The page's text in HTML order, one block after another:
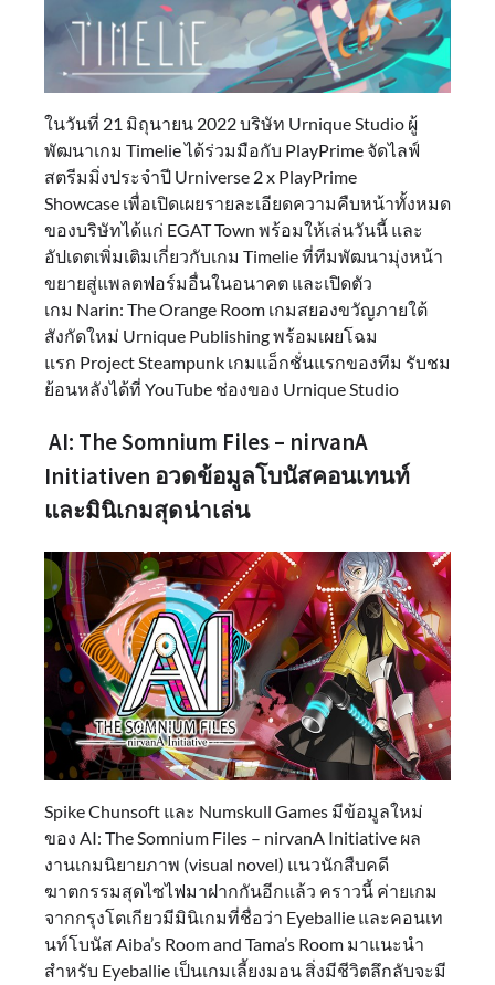
ในวันที่ 21 มิถุนายน 2022 บริษัท Urnique Studio ผู้
พัฒนาเกม Timelie ได้ร่วมมือกับ PlayPrime จัดไลฟ์
สตรีมมิ่งประจำปี Urniverse 2 x PlayPrime
Showcase เพื่อเปิดเผยรายละเอียดความคืบหน้าทั้งหมด
ของบริษัทได้แก่ EGAT Town พร้อมให้เล่นวันนี้ และ
อัปเดตเพิ่มเติมเกี่ยวกับเกม Timelie ที่ทีมพัฒนามุ่งหน้า
ขยายสู่แพลตฟอร์มอื่นในอนาคต และเปิดตัว
เกม Narin: The Orange Room เกมสยองขวัญภายใต้
สังกัดใหม่ Urnique Publishing พร้อมเผยโฉม
แรก Project Steampunk เกมแอ็กชั่นแรกของทีม รับชม
ย้อนหลังได้ที่ YouTube ช่องของ Urnique Studio
AI: The Somnium Files – nirvanA
Initiativen อวดข้อมูลโบนัสคอนเทนท์
และมินิเกมสุดน่าเล่น
Spike Chunsoft และ Numskull Games มีข้อมูลใหม่
ของ AI: The Somnium Files – nirvanA Initiative ผล
งานเกมนิยายภาพ (visual novel) แนวนักสืบคดี
ฆาตกรรมสุดไซไฟมาฝากกันอีกแล้ว คราวนี้ ค่ายเกม
จากกรุงโตเกียวมีมินิเกมที่ชื่อว่า Eyeballie และคอนเท
นท์โบนัส Aiba’s Room and Tama’s Room มาแนะนำ
สำหรับ Eyeballie เป็นเกมเลี้ยงมอน สิ่งมีชีวิตลึกลับจะมี